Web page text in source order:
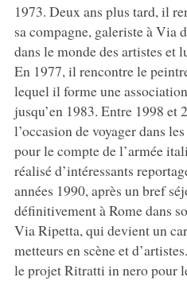
1973. Deux ans plus tard, il
sa compagne, galeriste à
dans le monde des artistes et
En 1977, il rencontre le
lequel il forme une
jusqu’en 1983. Entre 1998 et
l’occasion de voyager dans
pour le compte de l’armée
réalisé d’intéressants
années 1990, après un bref
définitivement à Rome dans
Via Ripetta, qui devient un
metteurs en scène et
le projet Ritratti in nero pour